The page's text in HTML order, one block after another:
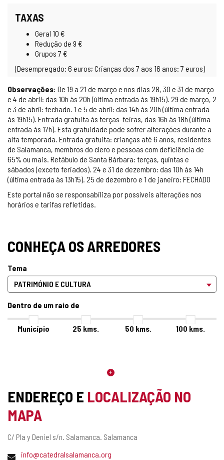
TAXAS
Geral 10 €
Redução de 9 €
Grupos 7 €
(Desempregado: 6 euros; Crianças dos 7 aos 16 anos: 7 euros)
Observações: De 19 a 21 de março e nos dias 28, 30 e 31 de março
e 4 de abril: das 10h às 20h (última entrada às 19h15). 29 de março, 2
e 3 de abril: fechado. 1 e 5 de abril: das 14h às 20h (última entrada
às 19h15). Entrada gratuita às terças-feiras, das 16h às 18h (última
entrada às 17h). Esta gratuidade pode sofrer alterações durante a
alta temporada. Entrada gratuita: crianças até 6 anos, residentes
de Salamanca, membros do clero e pessoas com deficiência de
65% ou mais. Retábulo de Santa Bárbara: terças, quintas e
sábados (exceto feriados). 24 e 31 de dezembro: das 10h às 14h
(última entrada às 13h15). 25 de dezembro e 1 de janeiro: FECHADO
Este portal não se responsabiliza por possíveis alterações nos
horários e tarifas refletidas.
CONHEÇA OS ARREDORES
Tema
Dentro de um raio de
Município 25 kms. 50 kms. 100 kms.
ENDEREÇO E LOCALIZAÇÃO NO
MAPA
Endereço
C/ Pla y Deniel s/n. Salamanca. Salamanca
Endereço
info@catedralsalamanca.org